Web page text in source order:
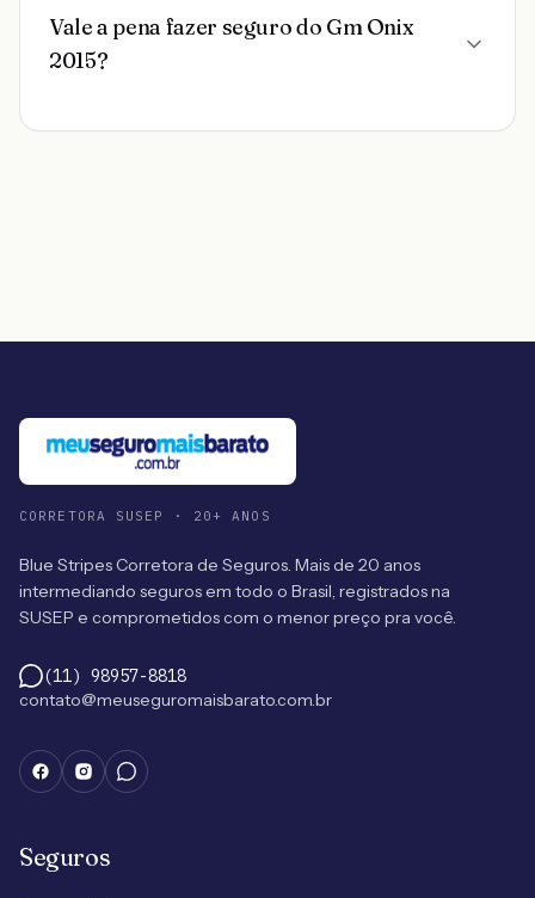
Vale a pena fazer seguro do Gm Onix
2015?
CORRETORA SUSEP · 20+ ANOS
Blue Stripes Corretora de Seguros. Mais de 20 anos
intermediando seguros em todo o Brasil, registrados na
SUSEP e comprometidos com o menor preço pra você.
(11) 98957-8818
contato@meuseguromaisbarato.com.br
Seguros